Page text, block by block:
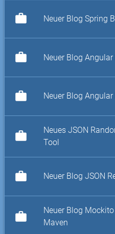
work Neuer Blog Spring
work Neuer Blog
work Neuer Blog
work
Neues JSON
Tool
work Neuer Blog JSON
work
Neuer Blog
Maven